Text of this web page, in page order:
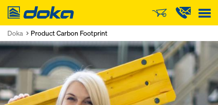
Doka
Doka Product Carbon Footprint